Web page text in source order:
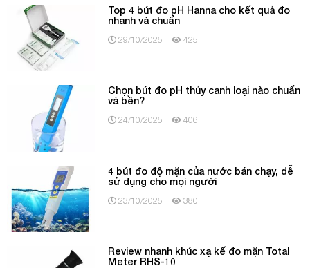
Top 4 bút đo pH Hanna cho kết quả đo
nhanh và chuẩn
29/10/2025 425
Chọn bút đo pH thủy canh loại nào chuẩn
và bền?
24/10/2025 406
4 bút đo độ mặn của nước bán chạy, dễ
sử dụng cho mọi người
23/10/2025 380
Review nhanh khúc xạ kế đo mặn Total
Meter RHS-10